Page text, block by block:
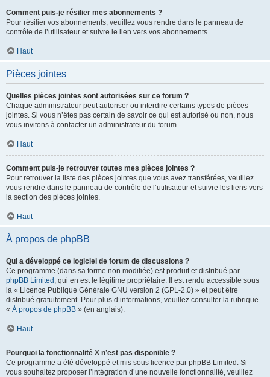
Comment puis-je résilier mes abonnements ?
Pour résilier vos abonnements, veuillez vous rendre dans le panneau de
contrôle de l’utilisateur et suivre le lien vers vos abonnements.
Haut
Pièces jointes
Quelles pièces jointes sont autorisées sur ce forum ?
Chaque administrateur peut autoriser ou interdire certains types de pièces
jointes. Si vous n’êtes pas certain de savoir ce qui est autorisé ou non, nous
vous invitons à contacter un administrateur du forum.
Haut
Comment puis-je retrouver toutes mes pièces jointes ?
Pour retrouver la liste des pièces jointes que vous avez transférées, veuillez
vous rendre dans le panneau de contrôle de l’utilisateur et suivre les liens vers
la section des pièces jointes.
Haut
À propos de phpBB
Qui a développé ce logiciel de forum de discussions ?
Ce programme (dans sa forme non modifiée) est produit et distribué par
phpBB Limited , qui en est le légitime propriétaire. Il est rendu accessible sous
la « Licence Publique Générale GNU version 2 (GPL-2.0) » et peut être
distribué gratuitement. Pour plus d’informations, veuillez consulter la rubrique
« À propos de phpBB » (en anglais).
Haut
Pourquoi la fonctionnalité X n’est pas disponible ?
Ce programme a été développé et mis sous licence par phpBB Limited. Si
vous souhaitez proposer l’intégration d’une nouvelle fonctionnalité, veuillez